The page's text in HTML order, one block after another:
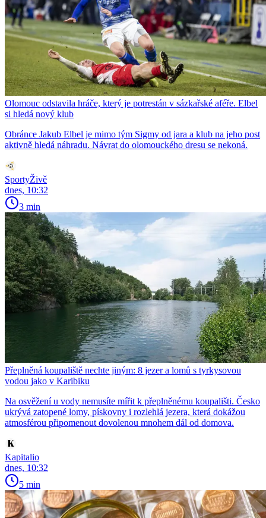
Olomouc odstavila hráče, který je potrestán v sázkařské aféře. Elbel
si hledá nový klub
Obránce Jakub Elbel je mimo tým Sigmy od jara a klub na jeho post
aktivně hledá náhradu. Návrat do olomouckého dresu se nekoná.
SportyŽivě
dnes, 10:32
3 min
Přeplněná koupaliště nechte jiným: 8 jezer a lomů s tyrkysovou
vodou jako v Karibiku
Na osvěžení u vody nemusíte mířit k přeplněnému koupališti. Česko
ukrývá zatopené lomy, pískovny i rozlehlá jezera, která dokážou
atmosférou připomenout dovolenou mnohem dál od domova.
Kapitalio
dnes, 10:32
5 min